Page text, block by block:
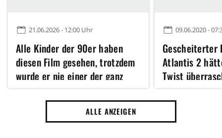
21.06.2026 - 12:00 Uhr
Alle Kinder der 90er haben
diesen Film gesehen, trotzdem
wurde er nie einer der ganz
großen Disney-Klassiker:
Heute wird er 30 Jahre alt
09.06.2020 -
Gescheiterter
Atlantis 2
Twist
ALLE ANZEIGEN